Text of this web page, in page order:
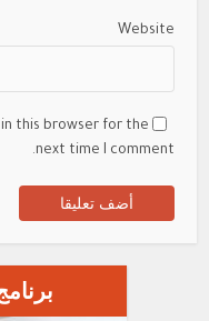
Website
in this browser for the
next time I comment.